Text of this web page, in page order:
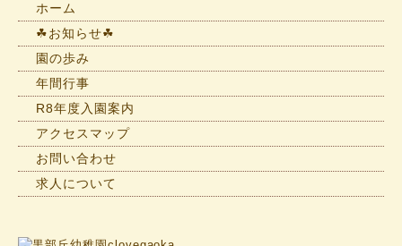
ホーム
☘お知らせ☘
園の歩み
年間行事
R8年度入園案内
アクセスマップ
お問い合わせ
求人について